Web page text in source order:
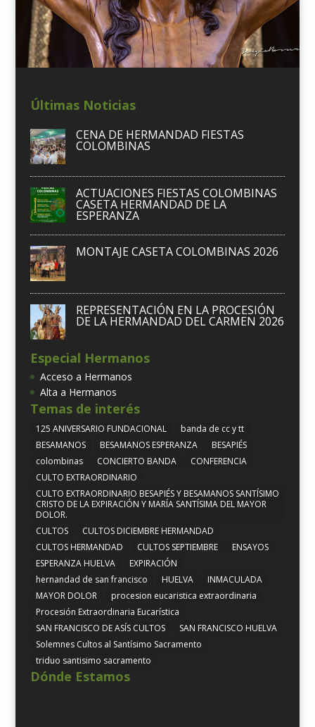
Últimas Noticias
CENA DE HERMANDAD FIESTAS
COLOMBINAS
ACTUACIONES FIESTAS COLOMBINAS
CASETA HERMANDAD DE LA
ESPERANZA
MONTAJE CASETA COLOMBINAS 2026
REPRESENTACIÓN EN LA PROCESIÓN
DE LA HERMANDAD DEL CARMEN 2026
Especial Hermanos
Acceso a Hermanos
Alta a Hermanos
Temas de interés
125 ANIVERSARIO FUNDACIONAL
banda de cc y tt
BESAMANOS
BESAMANOS ESPERANZA
BESAPIÉS
colombinas
CONCIERTO BANDA
CONFERENCIA
CULTO EXTRAORDINARIO
CULTO EXTRAORDINARIO BESAPIÉS Y BESAMANOS SANTÍSIMO
CRISTO DE LA EXPIRACIÓN Y MARÍA SANTÍSIMA DEL MAYOR
DOLOR.
CULTOS
CULTOS DICIEMBRE HERMANDAD
CULTOS HERMANDAD
CULTOS SEPTIEMBRE
ENSAYOS
ESPERANZA HUELVA
EXPIRACIÓN
hernandad de san francisco
HUELVA
INMACULADA
MAYOR DOLOR
procesion eucaristica extraordinaria
Procesión Extraordinaria Eucarística
SAN FRANCISCO DE ASÍS CULTOS
SAN FRANCISCO HUELVA
Solemnes Cultos al Santísimo Sacramento
triduo santisimo sacramento
Dónde Estamos